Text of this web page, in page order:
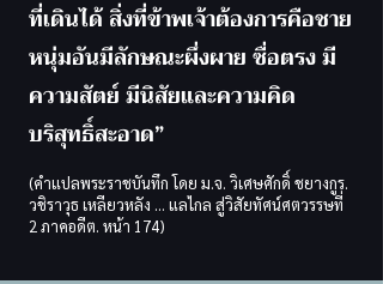
ที่เดินได้ สิ่งที่ข้าพเจ้าต้องการคือชาย
หนุ่มอันมีลักษณะผึ่งผาย ซื่อตรง มี
ความสัตย์ มีนิสัยและความคิด
บริสุทธิ์สะอาด”
(คำแปลพระราชบันทึก โดย ม.จ. วิเศษศักดิ์ ชยางกูร.
วชิราวุธ เหลียวหลัง … แลไกล สู่วิสัยทัศน์ศตวรรษที่
2 ภาคอดีต. หน้า 174)